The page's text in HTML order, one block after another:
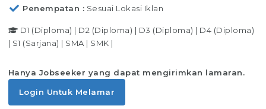
Penempatan
Sesuai Lokasi Iklan
D1 (Diploma) | D2 (Diploma) | D3 (Diploma) | D4 (Diploma)
| S1 (Sarjana) | SMA | SMK |
Hanya Jobseeker yang dapat mengirimkan lamaran.
Login Untuk Melamar